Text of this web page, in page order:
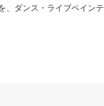
、ダンス・ライブペイン